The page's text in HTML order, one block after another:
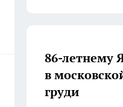
86-летнему
в
груди